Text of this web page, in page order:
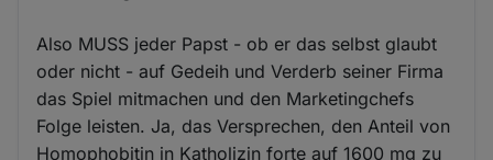
Also MUSS jeder Papst - ob er das selbst glaubt
oder nicht - auf Gedeih und Verderb seiner Firma
das Spiel mitmachen und den Marketingchefs
Folge leisten. Ja, das Versprechen, den Anteil von
Homophobitin in Katholizin forte auf 1600 mg zu